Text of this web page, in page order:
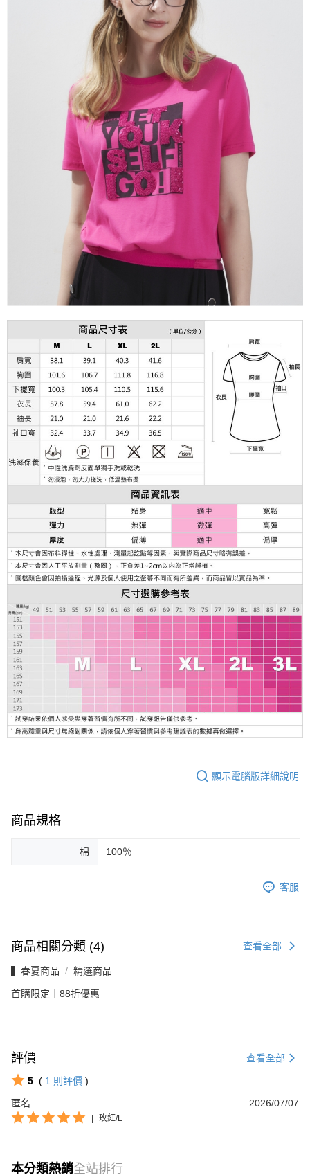
顯示電腦版詳細說明
商品規格
棉 100％
客服
商品相關分類 (4) 查看全部
▍春夏商品 精選商品
首購限定｜88折優惠
評價 查看全部
5 ( 1 則評價 )
匿名
2026/07/07
玫紅/L
本分類熱銷全站排行